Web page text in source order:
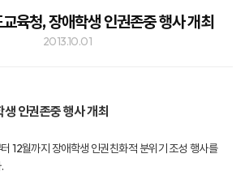
육청, 장애학생 인권존중 행사 개최
2013.10.01
인권존중 행사 개최
12월까지 장애학생 인권친화적 분위기 조성 행사를